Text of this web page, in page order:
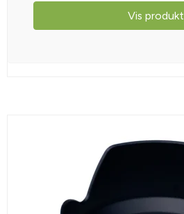
Vis produkt